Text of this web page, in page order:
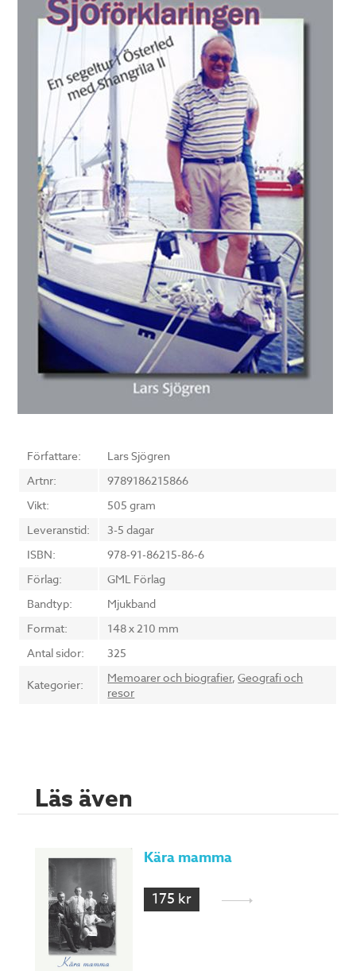
Författare:
Lars Sjögren
Artnr:
9789186215866
Vikt:
505 gram
Leveranstid:
3-5 dagar
ISBN:
978-91-86215-86-6
Förlag:
GML Förlag
Bandtyp:
Mjukband
Format:
148 x 210 mm
Antal sidor:
325
Kategorier: Memoarer och biografier,Geografi och
resor
Läs även
Kära mamma
175 kr